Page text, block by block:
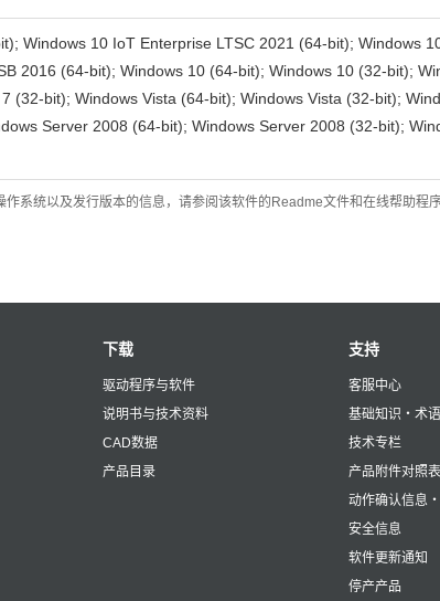
Windows 10 IoT Enterprise LTSC 2021 (64-bit); Windows
2016 (64-bit); Windows 10 (64-bit); Windows 10 (32-bit);
(32-bit); Windows Vista (64-bit); Windows Vista (32-bit);
Server 2008 (64-bit); Windows Server 2008 (32-bit);
系统以及发行版本的信息，请参阅该软件的Readme文件和在线帮助程序
下载
驱动程序与软件
说明书与技术资料
CAD数据
产品目录
支持
客服中心
基础知识・术
技术专栏
产品附件对照表
动作确认信息
安全信息
软件更新通知
停产产品